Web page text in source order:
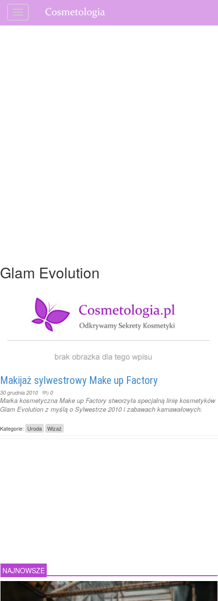
Glam Evolution
Makijaż sylwestrowy Make up Factory
30 grudnia 2010 0
Marka kosmetyczna Make up Factory stworzyła specjalną linię kosmetyków
Glam Evolution z myślą o Sylwestrze 2010 i zabawach karnawałowych.
Kategorie: Uroda Wizaż
NAJNOWSZE